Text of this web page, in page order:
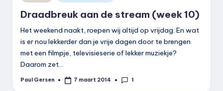
in
Draadbreuk aan de stream (week 10)
Het weekend naakt, roepen wij altijd op vrijdag. En wat
is er nou lekkerder dan je vrije dagen door te brengen
met een filmpje, televisieserie of lekker muziekje?
Daarom zet…
Geplaatst
Paul Gersen 7 maart 2014 1